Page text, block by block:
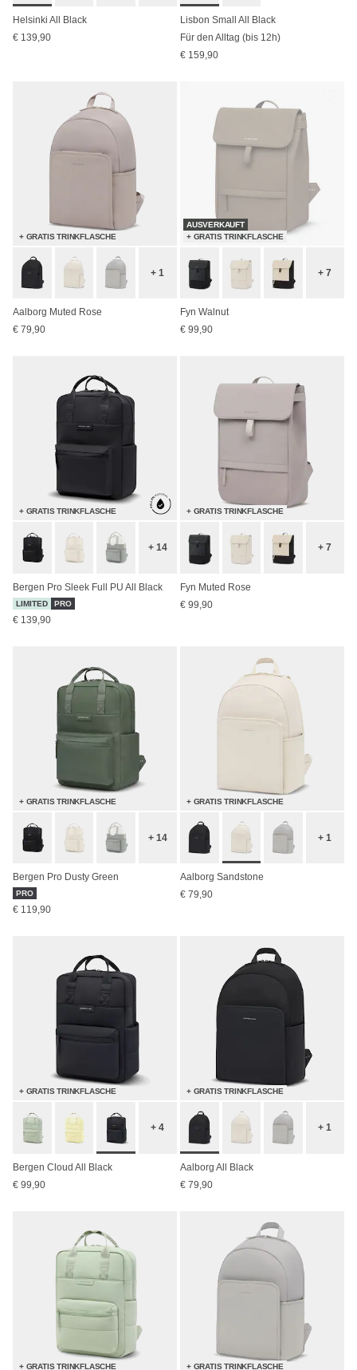
Helsinki All Black
€ 139,90
Lisbon Small All Black
Für den Alltag (bis 12h)
€ 159,90
+ GRATIS TRINKFLASCHE
+ 1
Aalborg Muted Rose
€ 79,90
AUSVERKAUFT
+ GRATIS TRINKFLASCHE
+ 7
Fyn Walnut
€ 99,90
+ GRATIS TRINKFLASCHE
+ 14
Bergen Pro Sleek Full PU All Black
LIMITED PRO
€ 139,90
+ GRATIS TRINKFLASCHE
+ 7
Fyn Muted Rose
€ 99,90
+ GRATIS TRINKFLASCHE
+ 14
Bergen Pro Dusty Green
PRO
€ 119,90
+ GRATIS TRINKFLASCHE
+ 1
Aalborg Sandstone
€ 79,90
+ GRATIS TRINKFLASCHE
+ 4
Bergen Cloud All Black
€ 99,90
+ GRATIS TRINKFLASCHE
+ 1
Aalborg All Black
€ 79,90
+ GRATIS TRINKFLASCHE + GRATIS TRINKFLASCHE